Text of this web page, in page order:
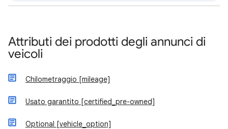
Attributi dei prodotti degli annunci di
veicoli
Chilometraggio [mileage]
Usato garantito [certified_pre-owned]
Optional [vehicle_option]